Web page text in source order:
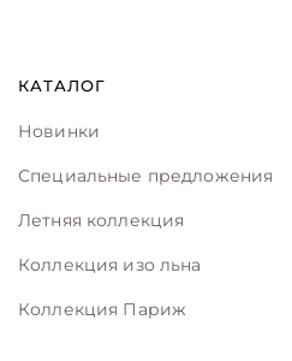
КАТАЛОГ
Новинки
Специальные предложения
Летняя коллекция
Коллекция изо льна
Коллекция Париж